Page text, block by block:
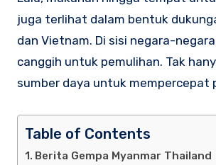
juga terlihat dalam bentuk
dan Vietnam. Di sisi negara-
canggih untuk pemulihan. Tak
sumber daya untuk mempercepat
Table of Contents
Berita Gempa Myanmar Thailand